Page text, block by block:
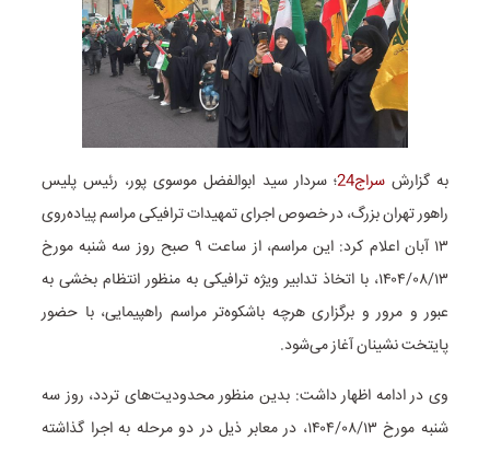
به گزارشسراج24
؛ سردار سید ابوالفضل موسوی پور، رئیس پلیس
راهور تهران بزرگ، در خصوص اجرای تمهیدات ترافیکی مراسم پیاده‌روی
۱۳ آبان اعلام کرد: این مراسم، از ساعت ۹ صبح روز سه شنبه مورخ
۱۴۰۴/۰۸/۱۳، با اتخاذ تدابیر ویژه ترافیکی به منظور انتظام بخشی به
عبور و مرور و برگزاری هرچه باشکوه‌تر مراسم راهپیمایی، با حضور
پایتختنشینانآغاز می‌شود.
وی در ادامه اظهار داشت: بدین منظور محدودیت‌های تردد، روز سه
شنبه مورخ ۱۴۰۴/۰۸/۱۳، در معابر ذیل در دو مرحله به اجرا گذاشته